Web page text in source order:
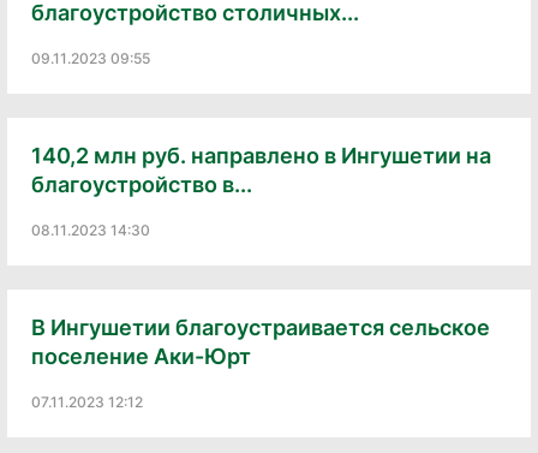
благоустройство столичных...
09.11.2023 09:55
140,2 млн руб. направлено в Ингушетии на
благоустройство в...
08.11.2023 14:30
В Ингушетии благоустраивается сельское
поселение Аки-Юрт
07.11.2023 12:12